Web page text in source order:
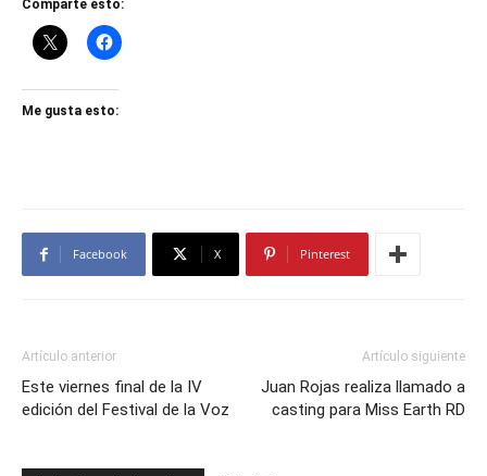
Comparte esto:
Me gusta esto:
Facebook X Pinterest
Artículo anterior
Este viernes final de la IV
edición del Festival de la Voz
Artículo siguiente
Juan Rojas realiza llamado a
casting para Miss Earth RD